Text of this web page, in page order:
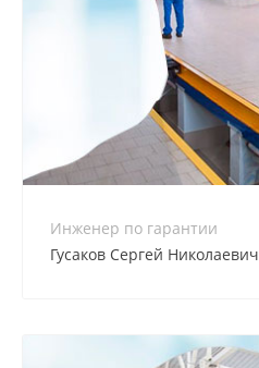
Инженер по гарантии
Гусаков Сергей Николаевич